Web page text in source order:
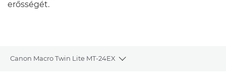
erősségét.
Canon Macro Twin Lite MT-24EX
Toggle breadcrumbs